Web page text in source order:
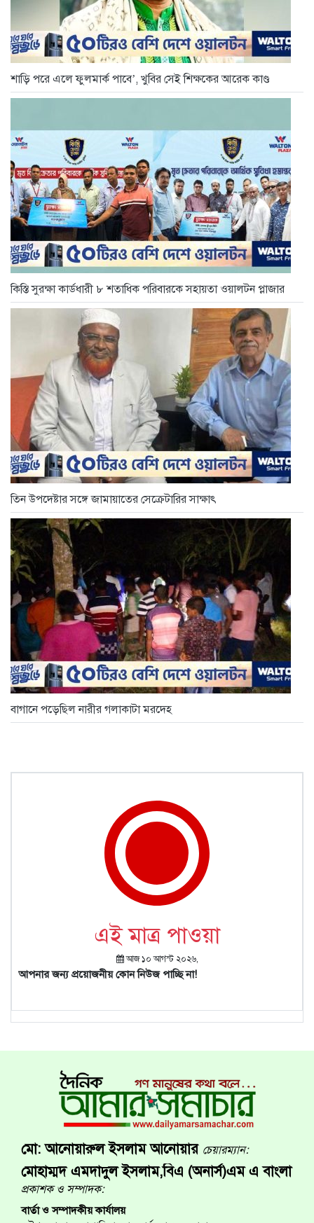
শাড়ি পরে এলে ফুলমার্ক পাবে’, খুবির সেই শিক্ষকের আরেক কাণ্ড
কিস্তি সুরক্ষা কার্ডধারী ৮ শতাধিক পরিবারকে সহায়তা ওয়ালটন প্লাজার
তিন উপদেষ্টার সঙ্গে জামায়াতের সেক্রেটারির সাক্ষাৎ
বাগানে পড়েছিল নারীর গলাকাটা মরদেহ
এই মাত্র পাওয়া
আজ ১০ আগস্ট ২০২৬,
আপনার জন্য প্রয়োজনীয় কোন নিউজ পাচ্ছি না!
মো: আনোয়ারুল ইসলাম আনোয়ার চেয়ারম্যান:
মোহাম্মদ এমদাদুল ইসলাম,বিএ (অনার্স)এম এ বাংলা
প্রকাশক ও সম্পাদক:
বার্তা ও সম্পাদকীয় কার্যালয়